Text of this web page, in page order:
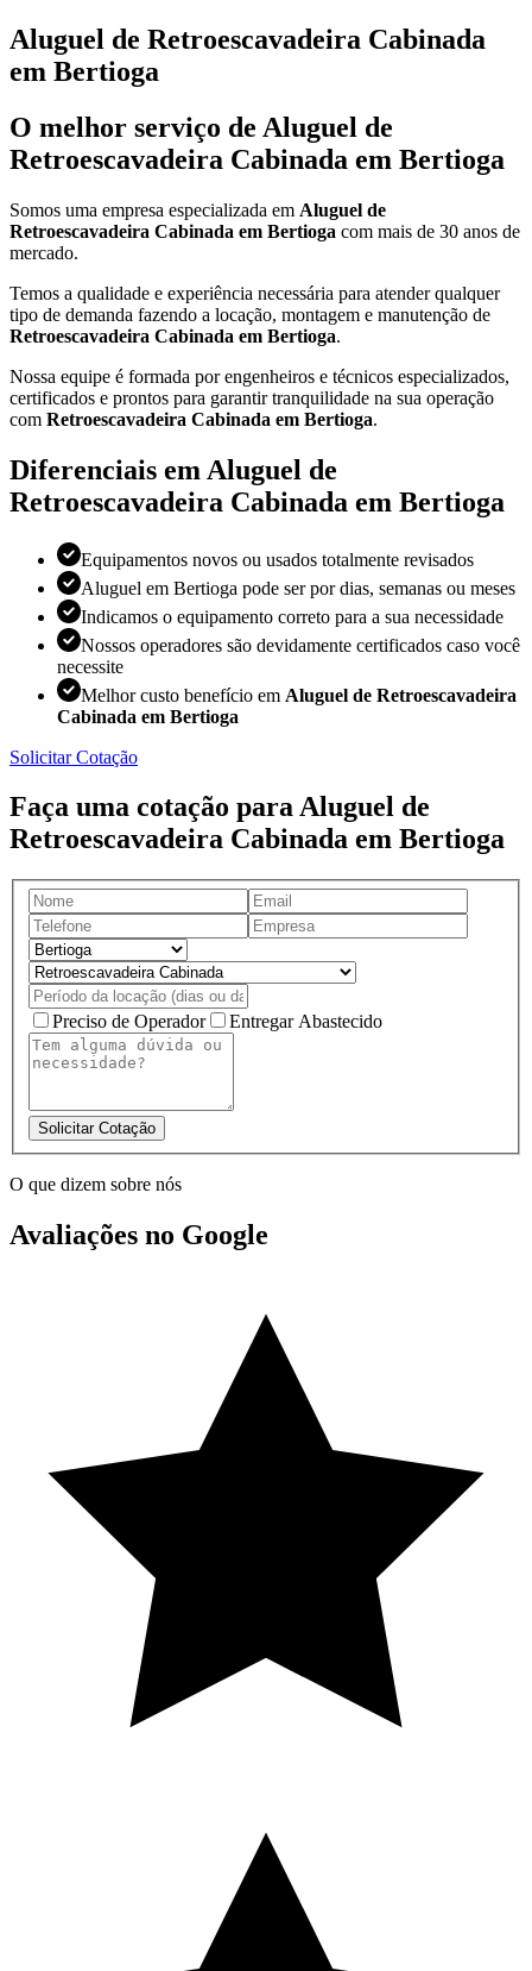
Aluguel de Retroescavadeira Cabinada
em Bertioga
O melhor serviço de Aluguel de
Retroescavadeira Cabinada em Bertioga
Somos uma empresa especializada em Aluguel de
Retroescavadeira Cabinada em Bertioga com mais de 30 anos de
mercado.
Temos a qualidade e experiência necessária para atender qualquer
tipo de demanda fazendo a locação, montagem e manutenção de
Retroescavadeira Cabinada em Bertioga.
Nossa equipe é formada por engenheiros e técnicos especializados,
certificados e prontos para garantir tranquilidade na sua operação
com Retroescavadeira Cabinada em Bertioga.
Diferenciais em Aluguel de
Retroescavadeira Cabinada em Bertioga
Equipamentos novos ou usados totalmente revisados
Aluguel em Bertioga pode ser por dias, semanas ou meses
Indicamos o equipamento correto para a sua necessidade
Nossos operadores são devidamente certificados caso você
necessite
Melhor custo benefício em Aluguel de Retroescavadeira
Cabinada em Bertioga
Solicitar Cotação
Faça uma cotação para Aluguel de
Retroescavadeira Cabinada em Bertioga
Preciso de Operador Entregar Abastecido
Solicitar Cotação
O que dizem sobre nós
Avaliações no Google